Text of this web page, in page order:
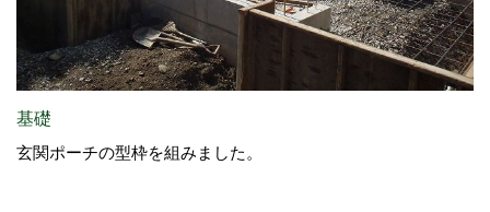
基礎
玄関ポーチの型枠を組みました。